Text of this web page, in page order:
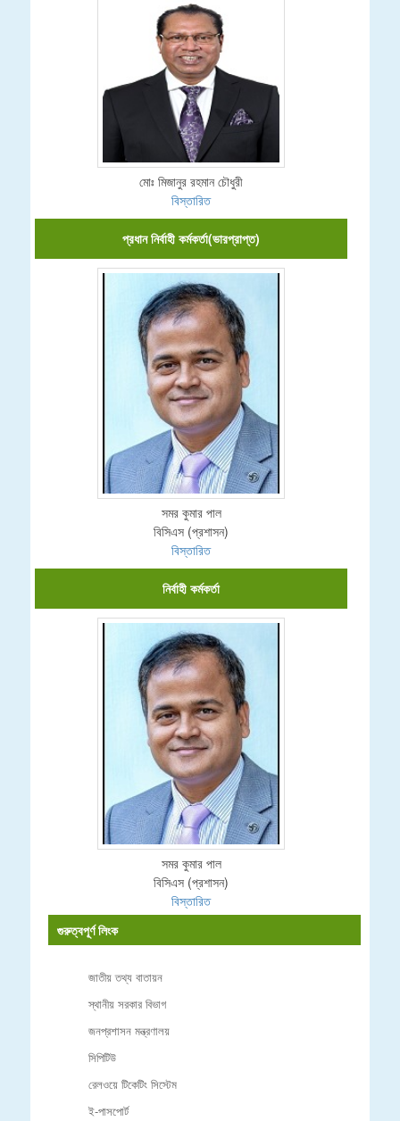
মোঃ মিজানুর রহমান চৌধুরী
বিস্তারিত
প্রধান নির্বাহী কর্মকর্তা(ভারপ্রাপ্ত)
সমর কুমার পাল
বিসিএস (প্রশাসন)
বিস্তারিত
নির্বাহী কর্মকর্তা
সমর কুমার পাল
বিসিএস (প্রশাসন)
বিস্তারিত
গুরুত্বপূর্ণ লিংক
জাতীয় তথ্য বাতায়ন
স্থানীয় সরকার বিভাগ
জনপ্রশাসন মন্ত্রণালয়
সিপিটিউ
রেলওয়ে টিকেটিং সিস্টেম
ই-পাসপোর্ট